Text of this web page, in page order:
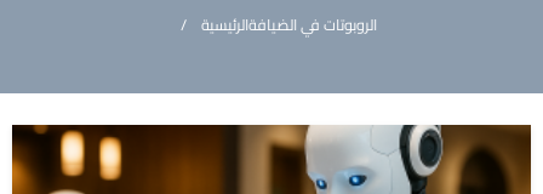
الرئيسيةالروبوتات في الضيافة